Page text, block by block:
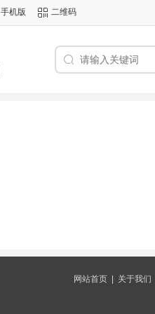
手机版 二维码
网站首页 关于我们